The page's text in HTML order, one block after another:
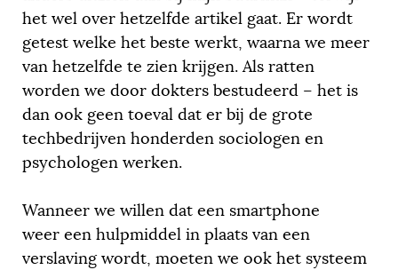
het wel over hetzelfde artikel gaat. Er wordt
getest welke het beste werkt, waarna we meer
van hetzelfde te zien krijgen. Als ratten
worden we door dokters bestudeerd – het is
dan ook geen toeval dat er bij de grote
techbedrijven honderden sociologen en
psychologen werken.
Wanneer we willen dat een smartphone
weer een hulpmiddel in plaats van een
verslaving wordt, moeten we ook het systeem